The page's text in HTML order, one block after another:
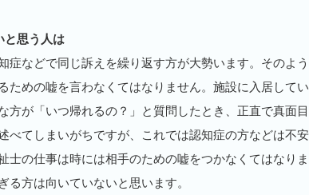
と思う人は
症などで同じ訴えを繰り返す方が大勢います。そのよう
ための嘘を言わなくてはなりません。施設に入居してい
方が「いつ帰れるの？」と質問したとき、正直で真面目
べてしまいがちですが、これでは認知症の方などは不安
士の仕事は時には相手のための嘘をつかなくてはなりま
方は向いていないと思います。